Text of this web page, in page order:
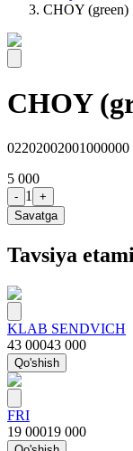
CHOY (green)
CHOY
02202002001000000
5 000
- 1
+
Savatga
Tavsiya
KLAB SENDVICH
43 00043 000
Qo'shish
FRI
19 00019 000